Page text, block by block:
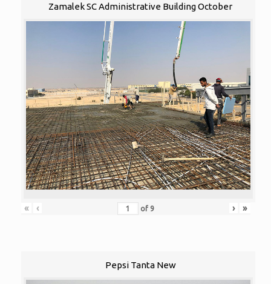
Zamalek SC Administrative Building October
« ‹ of 9 › »
Pepsi Tanta New